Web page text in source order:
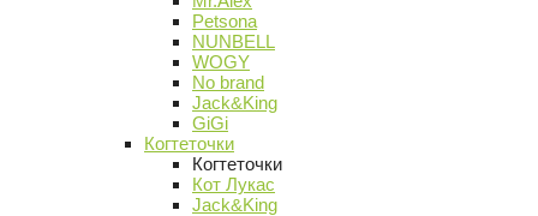
Petsona
NUNBELL
WOGY
No brand
Jack&King
GiGi
Когтеточки
Когтеточки
Кот Лукас
Jack&King